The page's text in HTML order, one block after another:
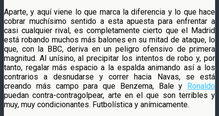
Aparte, y aquí viene lo que marca la diferencia y lo que hace
cobrar muchísimo sentido a esta apuesta para enfrentar a
casi cualquier rival, es completamente cierto que el Madrid
está robando muchos más balones en su mitad de ataque, lo
que, con la BBC, deriva en un peligro ofensivo de primera
magnitud. Al unísino, al precipitar los intentos de robo y, por
tanto, regalar más espacio a la espalda animando así a los
contrarios a desnudarse y correr hacia Navas, se está
creando más campo para que Benzema, Bale y Ronaldo
puedan contra-contragolpear, arte en el que son terribles y
muy, muy condicionantes. Futbolística y anímicamente.